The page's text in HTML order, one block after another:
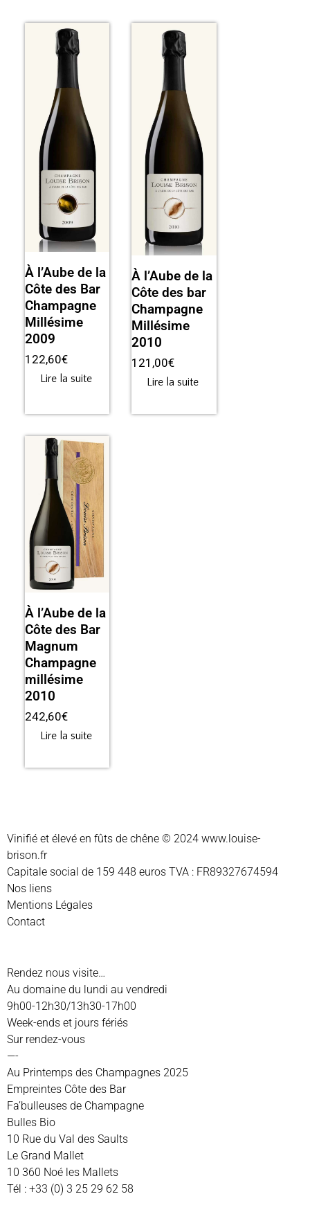
À l’Aube de la
Côte des Bar
Champagne
Millésime
2009
122,60€
Lire la suite
À l’Aube de la
Côte des bar
Champagne
Millésime
2010
121,00€
Lire la suite
À l’Aube de la
Côte des Bar
Magnum
Champagne
millésime
2010
242,60€
Lire la suite
Vinifié et élevé en fûts de chêne © 2024 www.louise-
brison.fr
Capitale social de 159 448 euros TVA : FR89327674594
Nos liens
Mentions Légales
Contact
Rendez nous visite…
Au domaine du lundi au vendredi
9h00-12h30/13h30-17h00
Week-ends et jours fériés
Sur rendez-vous
—-
Au Printemps des Champagnes 2025
Empreintes Côte des Bar
Fa’bulleuses de Champagne
Bulles Bio
10 Rue du Val des Saults
Le Grand Mallet
10 360 Noé les Mallets
Tél : +33 (0) 3 25 29 62 58